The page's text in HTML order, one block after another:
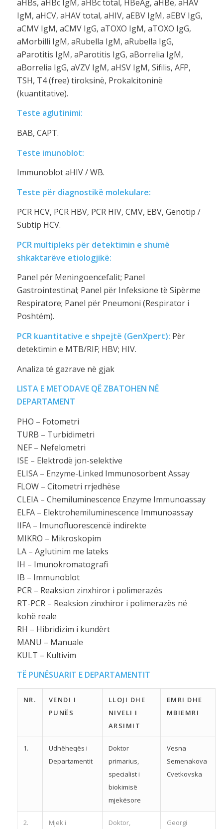
aHBs, aHBc IgM, aHBc total, HBeAg, aHBe, aHAV
IgM, aHCV, aHAV total, aHIV, aEBV IgM, aEBV IgG,
aCMV IgM, aCMV IgG, aTOXO IgM, aTOXO IgG,
aMorbilli IgM, aRubella IgM, aRubella IgG,
aParotitis IgM, aParotitis IgG, aBorrelia IgM,
aBorrelia IgG, aVZV IgM, aHSV IgM, Sifilis, AFP,
TSH, T4 (free) tiroksinë, Prokalcitoninë
(kuantitative).
Teste aglutinimi:
BAB, CAPT.
Teste imunoblot:
Immunoblot aHIV / WB.
Teste për diagnostikë molekulare:
PCR HCV, PCR HBV, PCR HIV, CMV, EBV, Genotip /
Subtip HCV.
PCR multipleks për detektimin e shumë
shkaktarëve etiologjikë:
Panel për Meningoencefalit; Panel
Gastrointestinal; Panel për Infeksione të Sipërme
Respiratore; Panel për Pneumoni (Respirator i
Poshtëm).
PCR kuantitative e shpejtë (GenXpert): Për
detektimin e MTB/RIF; HBV; HIV.
Analiza të gazrave në gjak
LISTA E METODAVE QË ZBATOHEN NË
DEPARTAMENT
PHO – Fotometri
TURB – Turbidimetri
NEF – Nefelometri
ISE – Elektrodë jon-selektive
ELISA – Enzyme-Linked Immunosorbent Assay
FLOW – Citometri rrjedhëse
CLEIA – Chemiluminescence Enzyme Immunoassay
ELFA – Elektrohemiluminescence Immunoassay
IIFA – Imunofluorescencë indirekte
MIKRO – Mikroskopim
LA – Aglutinim me lateks
IH – Imunokromatografi
IB – Immunoblot
PCR – Reaksion zinxhiror i polimerazës
RT-PCR – Reaksion zinxhiror i polimerazës në
kohë reale
RH – Hibridizim i kundërt
MANU – Manuale
KULT – Kultivim
TË PUNËSUARIT E DEPARTAMENTIT
NR.
VENDI I
PUNËS
LLOJI DHE
NIVELI I
ARSIMIT
EMRI DHE
MBIEMRI
1.
Udhëheqës i
Departamentit
Doktor
primarius,
specialist i
biokimisë
mjekësore
Vesna
Semenakova
Cvetkovska
2. Mjek i Doktor, Georgi